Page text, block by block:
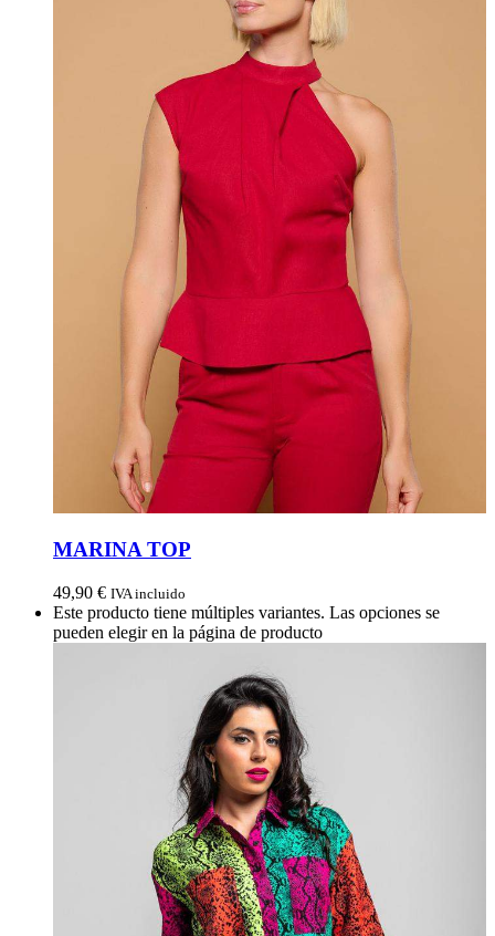
MARINA TOP
49,90 € IVA incluido
Este producto tiene múltiples variantes. Las opciones se
pueden elegir en la página de producto